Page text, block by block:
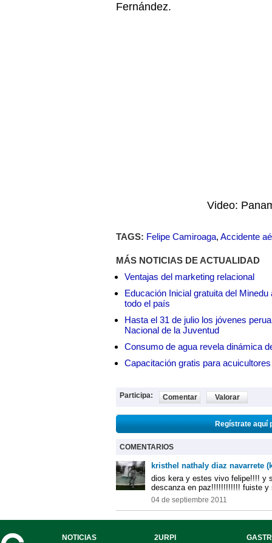
Fernández.
Video:
TAGS: Felipe Camiroaga, Accidente
MÁS NOTICIAS DE ACTUALIDAD
Ventajas del marketing relacional
Educación Inicial gratuita del
todo el país
Hasta el 31 de julio los jóvenes
Nacional de la Juventud
Consumo de agua revela dinámica
Capacitación gratis para
Participa: Comentar Valorar
Regístrate aquí
COMENTARIOS
kristhel nathaly diaz navarrete
dios kera y estes vivo felipe!!!! y
descanza en paz!!!!!!!!!!!! fuiste y
04 de septiembre 2011
NOTICIAS 2URPI